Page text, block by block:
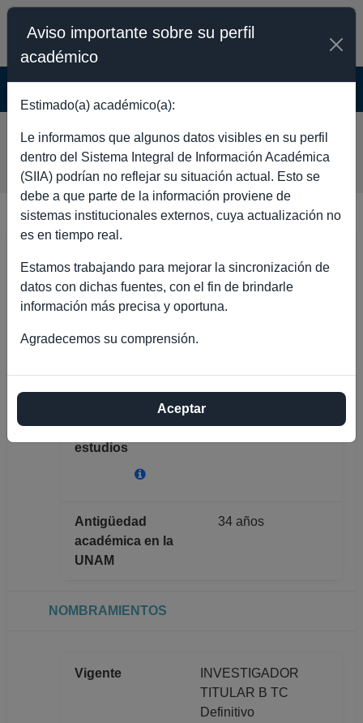
ACADÉMICA - PÚBLICO
MARIA ISABEL GAMBOA DE
BUEN
Nombre completo
Máximo nivel de
estudios
DOCTORADO
Antigüedad
académica en la
UNAM
34 años
NOMBRAMIENTOS
Vigente
INVESTIGADOR
TITULAR B TC
Definitivo
Aviso importante sobre su perfil
académico
Estimado(a) académico(a):
Le informamos que algunos datos visibles en su perfil
dentro del Sistema Integral de Información Académica
(SIIA) podrían no reflejar su situación actual. Esto se
debe a que parte de la información proviene de
sistemas institucionales externos, cuya actualización no
es en tiempo real.
Estamos trabajando para mejorar la sincronización de
datos con dichas fuentes, con el fin de brindarle
información más precisa y oportuna.
Agradecemos su comprensión.
Aceptar